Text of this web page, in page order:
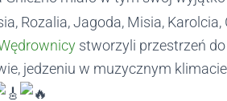
Rozalia, Jagoda, Misia,
stworzyli przestrzeń
jedzeniu w muzycznym